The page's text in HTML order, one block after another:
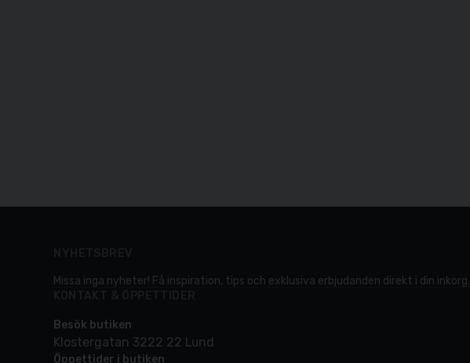
Missa inga nyheter! Få inspiration, tips och exklusiva erbjudanden direkt i din inkorg.
Besök butiken
Klostergatan 3222 22 Lund
Öppettider i butiken